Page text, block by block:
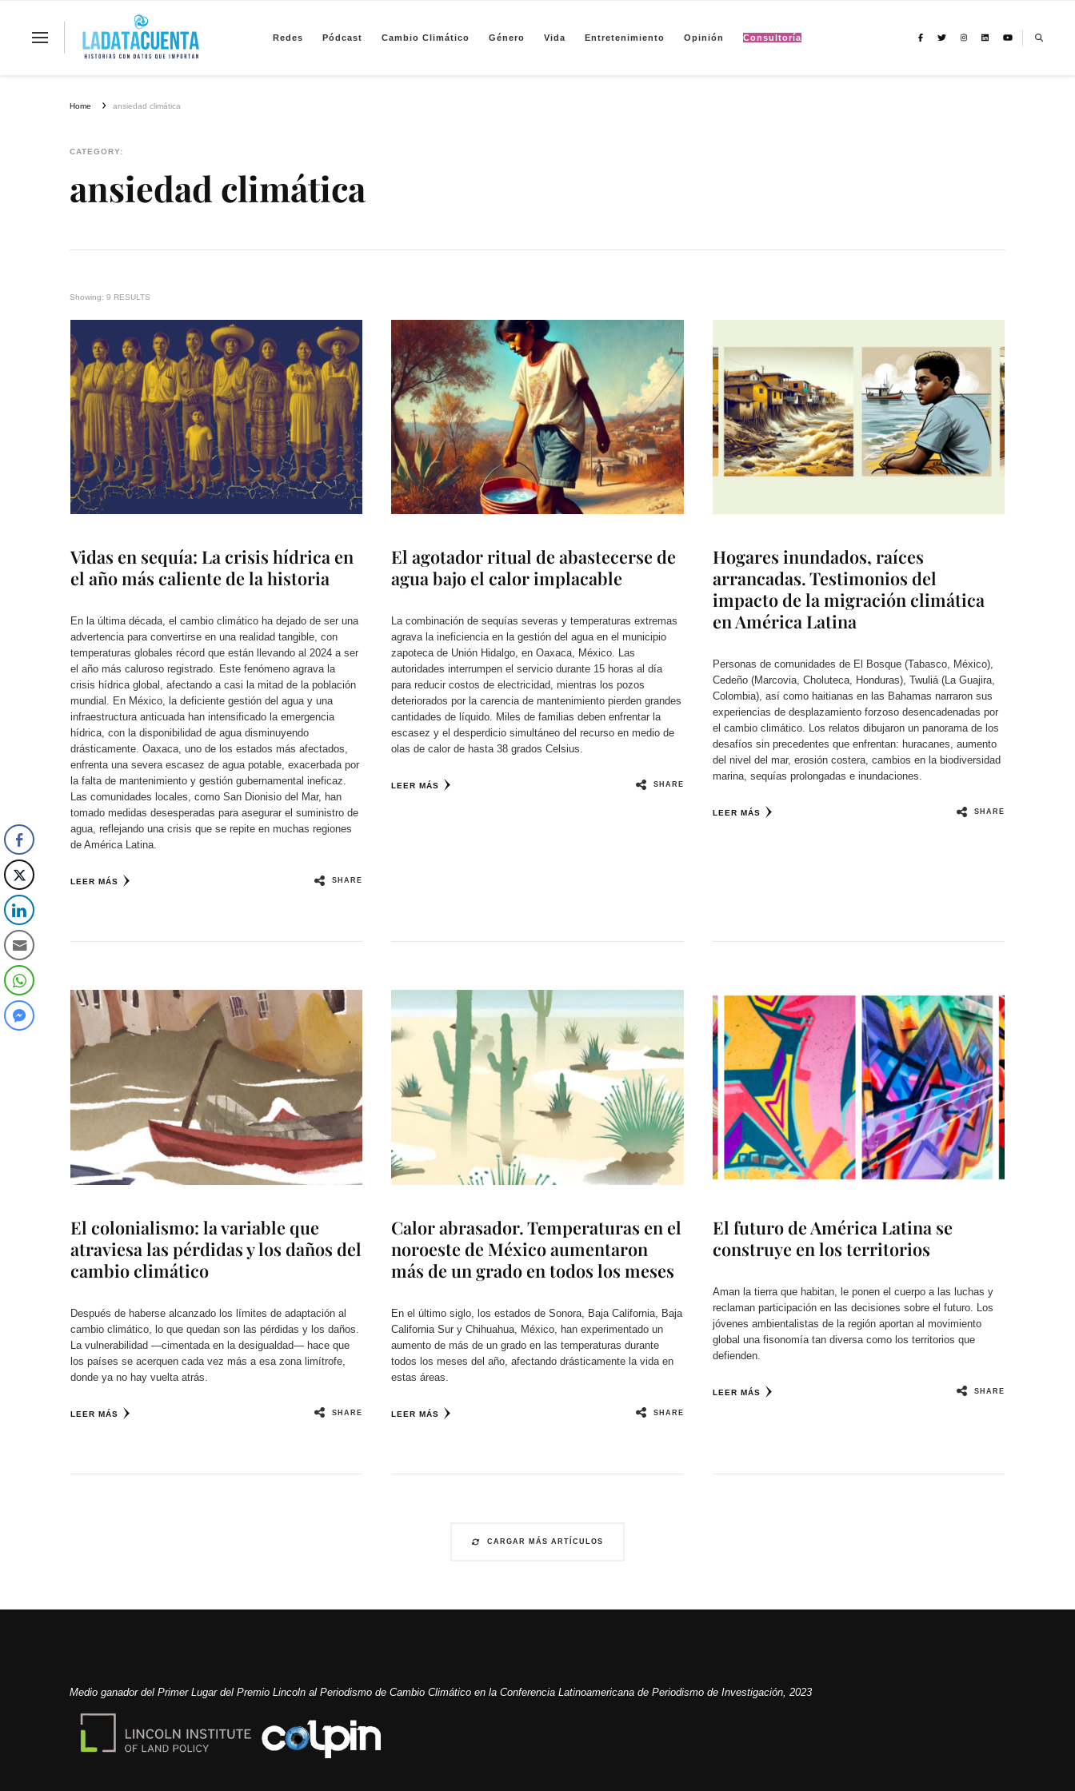
La Data Cuenta es una plataforma independiente de periodismo basado en análisis de datos y visualización de información sobre cambio climático, migración y derechos humanos con perspectiva de género
Redes Pódcast Cambio Climático Género Vida Entretenimiento Opinión Consultoría
Home ansiedad climática
CATEGORY:
ansiedad climática
Showing: 9 RESULTS
Vidas en sequía: La crisis hídrica en
el año más caliente de la historia
En la última década, el cambio climático ha dejado de ser una
advertencia para convertirse en una realidad tangible, con
temperaturas globales récord que están llevando al 2024 a ser
el año más caluroso registrado. Este fenómeno agrava la
crisis hídrica global, afectando a casi la mitad de la población
mundial. En México, la deficiente gestión del agua y una
infraestructura anticuada han intensificado la emergencia
hídrica, con la disponibilidad de agua disminuyendo
drásticamente. Oaxaca, uno de los estados más afectados,
enfrenta una severa escasez de agua potable, exacerbada por
la falta de mantenimiento y gestión gubernamental ineficaz.
Las comunidades locales, como San Dionisio del Mar, han
tomado medidas desesperadas para asegurar el suministro de
agua, reflejando una crisis que se repite en muchas regiones
de América Latina.
LEER MÁS SHARE
El agotador ritual de abastecerse de
agua bajo el calor implacable
La combinación de sequías severas y temperaturas extremas
agrava la ineficiencia en la gestión del agua en el municipio
zapoteca de Unión Hidalgo, en Oaxaca, México. Las
autoridades interrumpen el servicio durante 15 horas al día
para reducir costos de electricidad, mientras los pozos
deteriorados por la carencia de mantenimiento pierden grandes
cantidades de líquido. Miles de familias deben enfrentar la
escasez y el desperdicio simultáneo del recurso en medio de
olas de calor de hasta 38 grados Celsius.
LEER MÁS SHARE
Hogares inundados, raíces
arrancadas. Testimonios del
impacto de la migración climática
en América Latina
Personas de comunidades de El Bosque (Tabasco, México),
Cedeño (Marcovia, Choluteca, Honduras), Twuliá (La Guajira,
Colombia), así como haitianas en las Bahamas narraron sus
experiencias de desplazamiento forzoso desencadenadas por
el cambio climático. Los relatos dibujaron un panorama de los
desafíos sin precedentes que enfrentan: huracanes, aumento
del nivel del mar, erosión costera, cambios en la biodiversidad
marina, sequías prolongadas e inundaciones.
LEER MÁS SHARE
El colonialismo: la variable que
atraviesa las pérdidas y los daños del
cambio climático
Después de haberse alcanzado los límites de adaptación al
cambio climático, lo que quedan son las pérdidas y los daños.
La vulnerabilidad —cimentada en la desigualdad— hace que
los países se acerquen cada vez más a esa zona limítrofe,
donde ya no hay vuelta atrás.
LEER MÁS SHARE
Calor abrasador. Temperaturas en el
noroeste de México aumentaron
más de un grado en todos los meses
En el último siglo, los estados de Sonora, Baja California, Baja
California Sur y Chihuahua, México, han experimentado un
aumento de más de un grado en las temperaturas durante
todos los meses del año, afectando drásticamente la vida en
estas áreas.
LEER MÁS SHARE
El futuro de América Latina se
construye en los territorios
Aman la tierra que habitan, le ponen el cuerpo a las luchas y
reclaman participación en las decisiones sobre el futuro. Los
jóvenes ambientalistas de la región aportan al movimiento
global una fisonomía tan diversa como los territorios que
defienden.
LEER MÁS SHARE
CARGAR MÁS ARTÍCULOS
Medio ganador del Primer Lugar del Premio Lincoln al Periodismo de Cambio Climático en la Conferencia Latinoamericana de Periodismo de Investigación, 2023